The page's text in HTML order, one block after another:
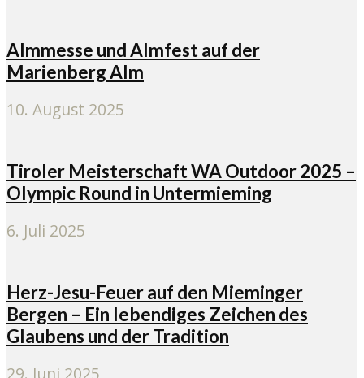
Almmesse und Almfest auf der
Marienberg Alm
10. August 2025
Tiroler Meisterschaft WA Outdoor 2025 –
Olympic Round in Untermieming
6. Juli 2025
Herz-Jesu-Feuer auf den Mieminger
Bergen – Ein lebendiges Zeichen des
Glaubens und der Tradition
29. Juni 2025